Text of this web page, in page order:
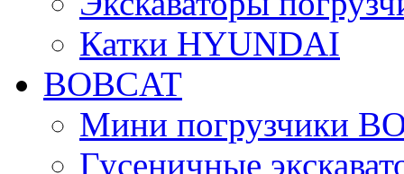
Катки HYUNDAI
BOBCAT
Мини погрузчики
Гусеничные